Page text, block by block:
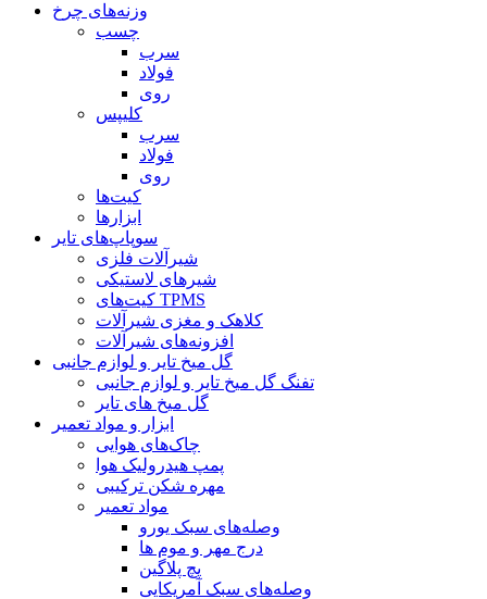
وزنه‌های چرخ
چسب
سرب
فولاد
روی
کلیپس
سرب
فولاد
روی
کیت‌ها
ابزارها
سوپاپ‌های تایر
شیرآلات فلزی
شیرهای لاستیکی
کیت‌های TPMS
کلاهک و مغزی شیرآلات
افزونه‌های شیرآلات
گل میخ تایر و لوازم جانبی
تفنگ گل میخ تایر و لوازم جانبی
گل میخ های تایر
ابزار و مواد تعمیر
چاک‌های هوایی
پمپ هیدرولیک هوا
مهره شکن ترکیبی
مواد تعمیر
وصله‌های سبک یورو
درج مهر و موم ها
پچ پلاگین
وصله‌های سبک آمریکایی